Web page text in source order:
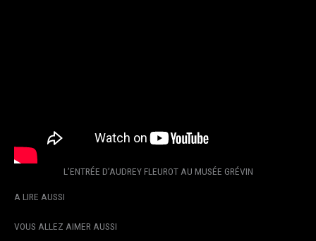
L’ENTRÉE D’AUDREY FLEUROT AU MUSÉE GRÉVIN
A LIRE AUSSI
VOUS ALLEZ AIMER AUSSI